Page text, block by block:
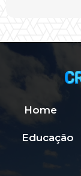
Home
Educação